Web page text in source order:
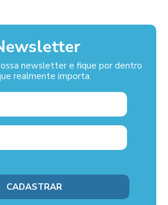
newsletter e fique por dentro
realmente importa.